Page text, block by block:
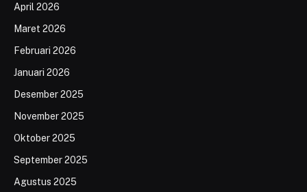
April 2026
Maret 2026
Februari 2026
Januari 2026
Desember 2025
November 2025
Oktober 2025
September 2025
Agustus 2025